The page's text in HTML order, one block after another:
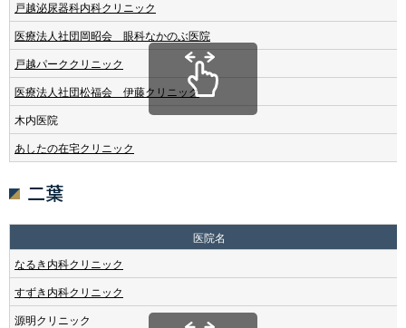
戸越泌尿器科内科クリニック
医療法人社団岡昭会 眼科なかのぶ医院
戸越パーククリニック
医療法人社団松福会 伊藤クリニック
木内医院
あしたの在宅クリニック
二葉
医院名
なるき内科クリニック
すずき内科クリニック
源明クリニック